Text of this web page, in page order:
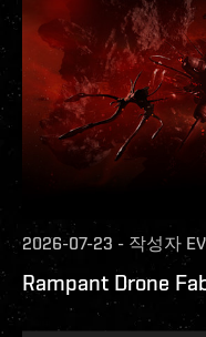
2026-07-23 - 작성자
Rampant Drone